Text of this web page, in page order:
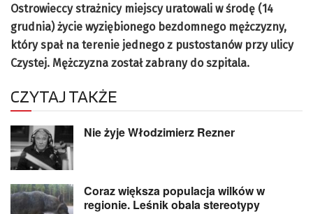
Ostrowieccy strażnicy miejscy uratowali w środę (14
grudnia) życie wyziębionego bezdomnego mężczyzny,
który spał na terenie jednego z pustostanów przy ulicy
Czystej. Mężczyzna został zabrany do szpitala.
CZYTAJ TAKŻE
Nie żyje Włodzimierz Rezner
Coraz większa populacja wilków w
regionie. Leśnik obala stereotypy